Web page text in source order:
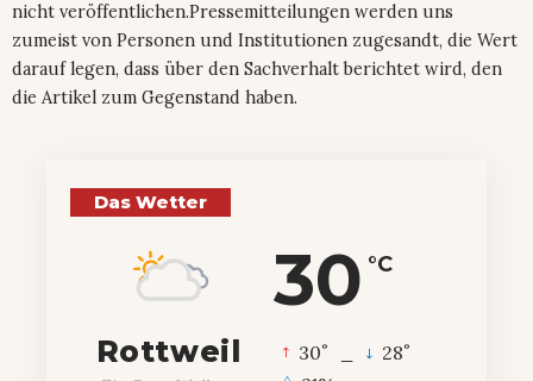
nicht veröffentlichen.Pressemitteilungen werden uns
zumeist von Personen und Institutionen zugesandt, die Wert
darauf legen, dass über den Sachverhalt berichtet wird, den
die Artikel zum Gegenstand haben.
Das Wetter
30 °C
Rottweil 30° 28°